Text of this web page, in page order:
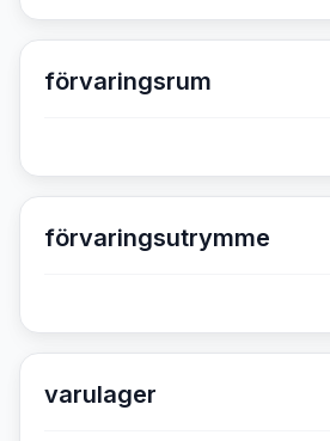
förvaringsrum
förvaringsutrymme
varulager